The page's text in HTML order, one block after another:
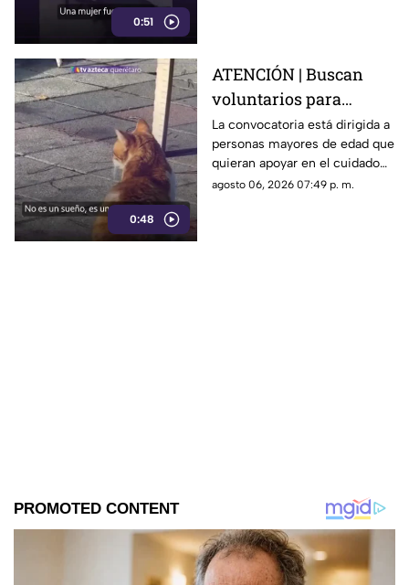
0:51
0:48
ATENCIÓN | Buscan
voluntarios para
cuidar gatos en una
isla de Grecia
La convocatoria está dirigida a
personas mayores de edad que
quieran apoyar en el cuidado
de gatos rescatados mientras
agosto 06, 2026 07:49 p. m.